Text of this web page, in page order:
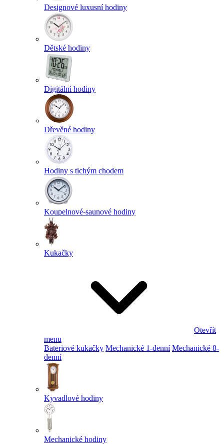
Designové luxusní hodiny
Dětské hodiny
Digitální hodiny
Dřevěné hodiny
Hodiny s tichým chodem
Koupelnové-saunové hodiny
Kukačky
Otevřít
menu
Bateriové kukačky Mechanické 1-denní Mechanické 8-
denní
Kyvadlové hodiny
Mechanické hodiny